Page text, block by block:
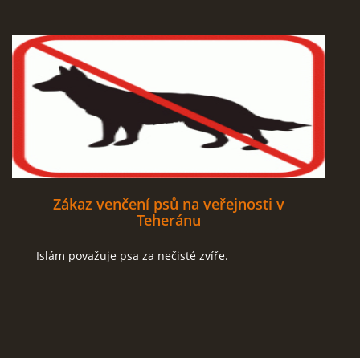
Zákaz venčení psů na veřejnosti v
Teheránu
Islám považuje psa za nečisté zvíře.